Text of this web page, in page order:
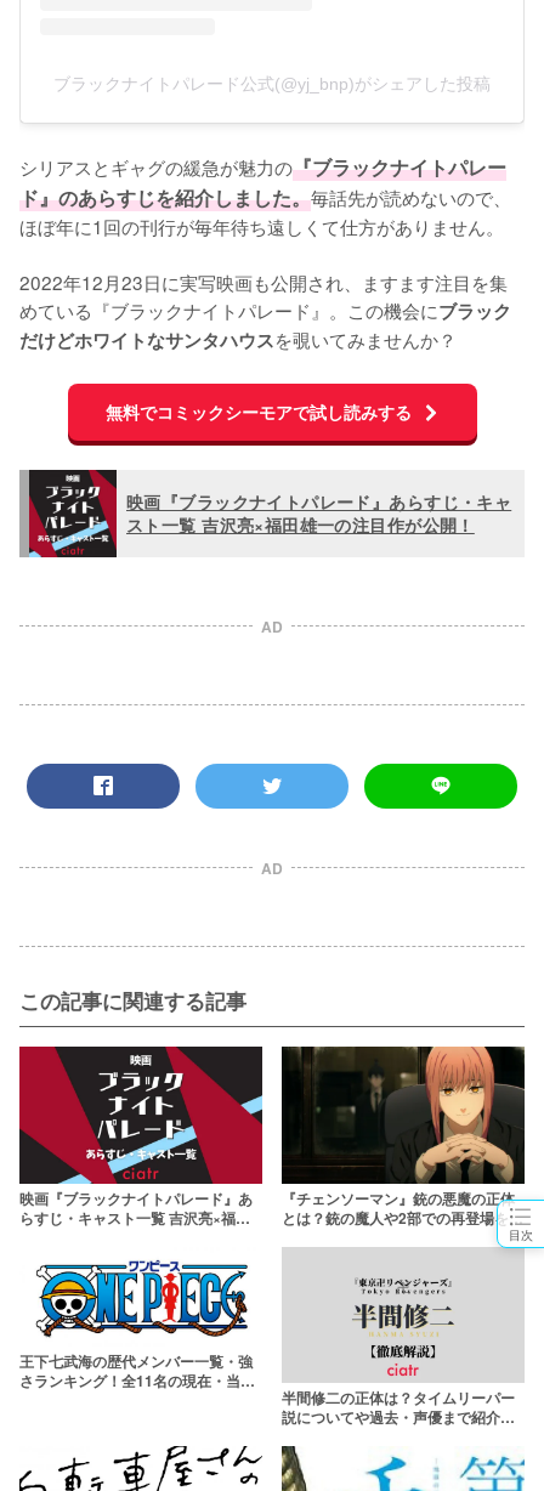
目次
ブラックナイトパレード公式(@yj_bnp)がシェアした投稿
シリアスとギャグの緩急が魅力の『ブラックナイトパレー
ド』のあらすじを紹介しました。毎話先が読めないので、
ほぼ年に1回の刊行が毎年待ち遠しくて仕方がありません。
2022年12月23日に実写映画も公開され、ますます注目を集
めている『ブラックナイトパレード』。この機会にブラック
だけどホワイトなサンタハウスを覗いてみませんか？
無料でコミックシーモアで試し読みする
映画『ブラックナイトパレード』あらすじ・キャ
スト一覧 吉沢亮×福田雄一の注目作が公開！
AD
AD
この記事に関連する記事
映画『ブラックナイトパレード』あ
らすじ・キャスト一覧 吉沢亮×福田
『チェンソーマン』銃の悪魔の正体
とは？銃の魔人や2部での再登場を徹
王下七武海の歴代メンバー一覧・強
さランキング！全11名の現在・当時
半間修二の正体は？タイムリーパー
説についてや過去・声優まで紹介！